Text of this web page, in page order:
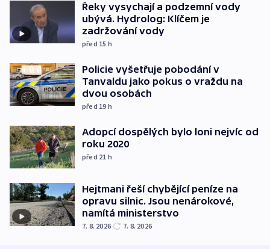
Řeky vysychají a podzemní vody
ubývá. Hydrolog: Klíčem je
zadržování vody
před 15 h
Policie vyšetřuje pobodání v
Tanvaldu jako pokus o vraždu na
dvou osobách
před 19 h
Adopcí dospělých bylo loni nejvíc od
roku 2020
před 21 h
Hejtmani řeší chybějící peníze na
opravu silnic. Jsou nenárokové,
namítá ministerstvo
7. 8. 2026 7. 8. 2026